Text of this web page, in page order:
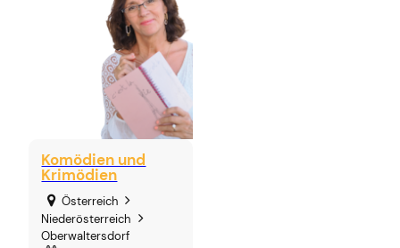
Komödien und
Krimödien
Österreich
Niederösterreich
Oberwaltersdorf